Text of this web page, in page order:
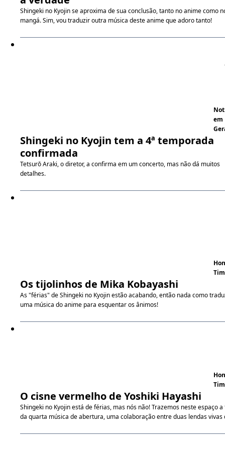
Shingeki no Kyojin se aproxima de sua conclusão, tanto no anime como
mangá. Sim, vou traduzir outra música deste anime que adoro tanto!
em
Shingeki no Kyojin tem a 4ª temporada
confirmada
Tetsurō Araki, o diretor, a confirma em um concerto, mas não dá muitos
detalhes.
Os tijolinhos de Mika Kobayashi
As "férias" de Shingeki no Kyojin estão acabando, então nada como
uma música do anime para esquentar os ânimos!
O cisne vermelho de Yoshiki Hayashi
Shingeki no Kyojin está de férias, mas nós não! Trazemos neste espaço
da quarta música de abertura, uma colaboração entre duas lendas vivas